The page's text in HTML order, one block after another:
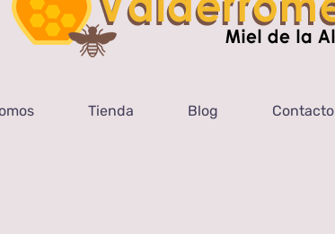
Tienda Blog Contacto